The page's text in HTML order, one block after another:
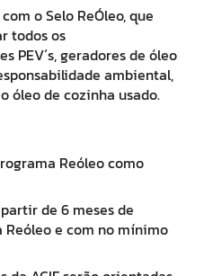
o Selo ReÓleo, que
todos os
PEV´s, geradores de óleo
ambiental,
óleo de cozinha usado.
Reóleo como
de 6 meses de
e com no mínimo